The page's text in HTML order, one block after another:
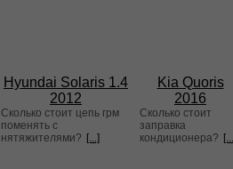
Hyundai Solaris 1.4
2012
Сколько стоит цепь грм
поменять с
нятяжителями? [...]
Kia Quoris
2016
Сколько стоит
заправка
кондиционера?